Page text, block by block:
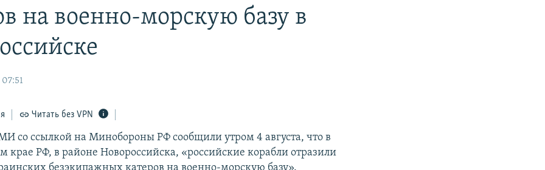
на военно-морскую базу в
Читать без VPN
со ссылкой на Минобороны РФ сообщили утром 4 августа, что в
крае РФ, в районе Новороссийска, «российские корабли отразили